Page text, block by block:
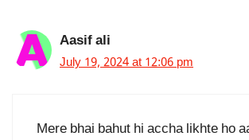
Aasif ali
July 19, 2024 at 12:06 pm
Mere bhai bahut hi accha likhte ho